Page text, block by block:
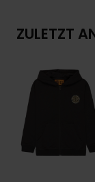
ZULETZT